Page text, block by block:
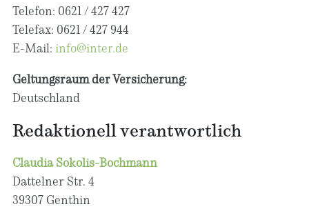
Telefon: 0621 / 427 427
Telefax: 0621 / 427 944
E-Mail: info@inter.de
Geltungsraum der Versicherung:
Deutschland
Redaktionell verantwortlich
Claudia Sokolis-Bochmann
Dattelner Str. 4
39307 Genthin